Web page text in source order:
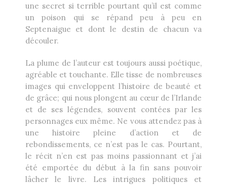
une secret si terrible pourtant qu’il est comme
un poison qui se répand peu à peu en
Septenaigue et dont le destin de chacun va
découler.
La plume de l’auteur est toujours aussi poétique,
agréable et touchante. Elle tisse de nombreuses
images qui enveloppent l’histoire de beauté et
de grâce; qui nous plongent au cœur de l’Irlande
et de ses légendes, souvent contées par les
personnages eux même. Ne vous attendez pas à
une histoire pleine d’action et de
rebondissements, ce n’est pas le cas. Pourtant,
le récit n’en est pas moins passionnant et j’ai
été emportée du début à la fin sans pouvoir
lâcher le livre. Les intrigues politiques et